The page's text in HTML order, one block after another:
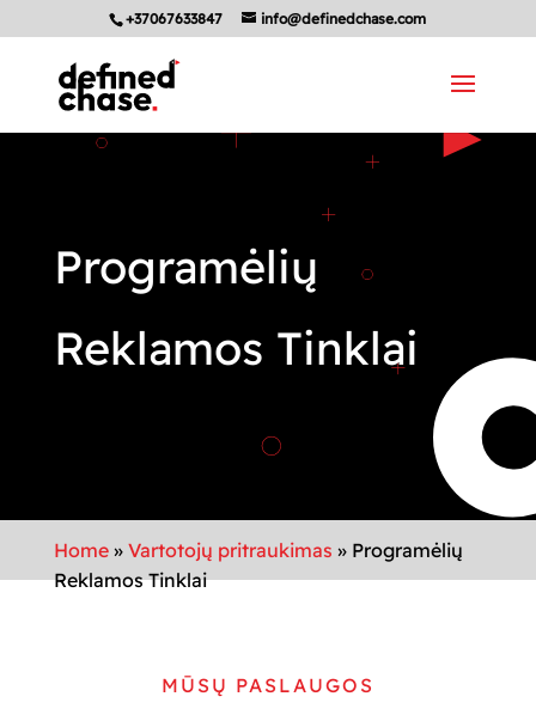
+37067633847 info@definedchase.com
Programėlių
Reklamos Tinklai
Home» Vartotojų pritraukimas » Programėlių
Reklamos Tinklai
MŪSŲ PASLAUGOS